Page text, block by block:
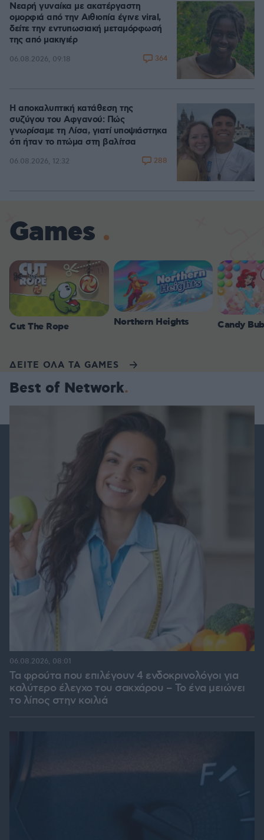
Νεαρή γυναίκα με ακατέργαστη
ομορφιά από την Αιθιοπία έγινε viral,
δείτε την εντυπωσιακή μεταμόρφωσή
της από μακιγιέρ
06.08.2026, 09:18 364
Η αποκαλυπτική κατάθεση της
συζύγου του Αφγανού: Πώς
γνωρίσαμε τη Λίσα, γιατί υποψιάστηκα
ότι ήταν το πτώμα στη βαλίτσα
06.08.2026, 12:32 288
Games
Cut The Rope Northern Heights Candy
ΔΕΙΤΕ ΟΛΑ ΤΑ GAMES
Best of Network
Τα φρούτα που επιλέγουν 4 ενδοκρινολόγοι για
καλύτερο έλεγχο του σακχάρου – Το ένα μειώνει
το λίπος στην κοιλιά
06.08.2026, 08:01